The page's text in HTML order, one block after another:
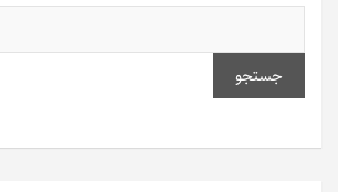
جستجو